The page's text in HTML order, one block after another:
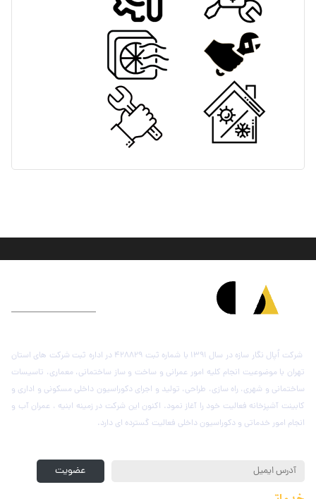
شرکت اُپال نگار سازه در سال 1391 با شماره ثبت 428829 در اداره ثبت شرکت های استان
تهران با موضوعیت انجام کلیه امور عمرانی و ساخت و ساز ساختمانی، معماری، تاسیسات
ساختمانی و شهری، راه سازی، طراحی، تولید و اجرای دکوراسیون داخلی مسکونی و اداری و
کابینت آشپزخانه فعالیت خود را آغاز نمود. اکنون این شرکت در زمینه ابنیه ، عمران آب و
انجام امور خدماتی و دکوراسیون داخلی فعالیت گسترده ای دارد.
عضویت